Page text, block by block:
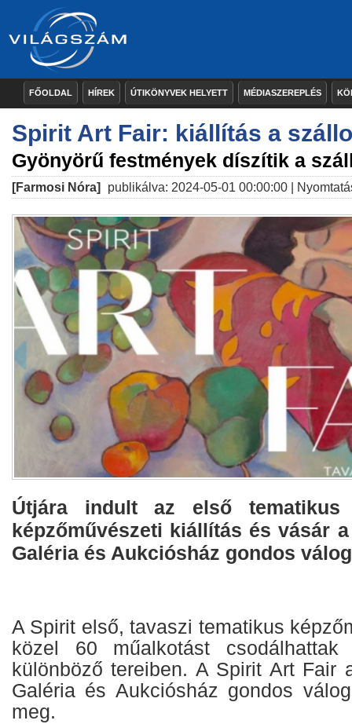
FŐOLDAL HÍREK ÚTIKÖNYVEK HELYETT MÉDIASZEREPLÉS
Spirit Art Fair: kiállítás a
Gyönyörű festmények díszítik a
[Farmosi Nóra] publikálva: 2024-05-01 00:00:00 |
Útjára indult az első tematikus
képzőművészeti kiállítás és vásár
Galéria és Aukciósház gondos
A Spirit első, tavaszi tematikus
közel 60 műalkotást
különböző tereiben. A Spirit Art Fair
Galéria és Aukciósház gondos
meg.